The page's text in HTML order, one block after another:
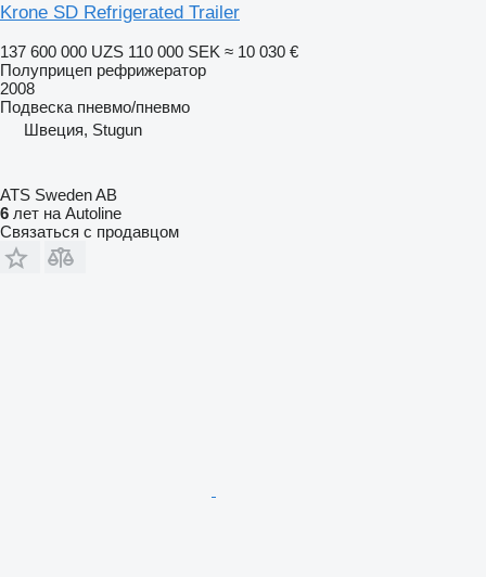
Krone SD Refrigerated Trailer
137 600 000 UZS 110 000 SEK ≈ 10 030 €
Полуприцеп рефрижератор
2008
Подвеска пневмо/пневмо
Швеция, Stugun
ATS Sweden AB
6 лет на Autoline
Связаться с продавцом